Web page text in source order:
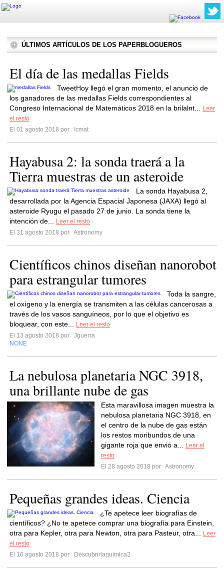
ÚLTIMOS ARTÍCULOS DE LOS PAPERBLOGUEROS
El día de las medallas Fields
TweetHoy llegó el gran momento, el anuncio de
los ganadores de las medallas Fields correspondientes al
Congreso Internacional de Matemáticos 2018 en la brilalnt...
Leer
el resto
El 01 agosto 2018 por
Icmat
Hayabusa 2: la sonda traerá a la
Tierra muestras de un asteroide
La sonda Hayabusa 2,
desarrollada por la Agencia Espacial Japonesa (JAXA) llegó al
asteroide Ryugu el pasado 27 de junio. La sonda tiene la
intención de...
Leer el resto
El 31 agosto 2018 por Astronomy
Científicos chinos diseñan nanorobot
para estrangular tumores
Toda la sangre,
el oxígeno y la energía se transmiten a las células cancerosas a
través de los vasos sanguíneos, por lo que el objetivo es
bloquear, con este...
Leer el resto
El 13 agosto 2018 por
Jguerra
NONE
La nebulosa planetaria NGC 3918,
una brillante nube de gas
Esta maravillosa imagen muestra la
nebulosa planetaria NGC 3918, en
el centro de la nube de gas están
los restos moribundos de una
gigante roja que envió a...
Leer el
resto
El 28 agosto 2018 por Astronomy
Pequeñas grandes ideas. Ciencia
¿Te apetece leer biografías de
científicos? ¿No te apetece comprar una biografía para Einstein,
otra para Kepler, otra para Newton, otra para Pasteur, otra...
Leer
el resto
El 16 agosto 2018 por
Descubrirlaquimica2